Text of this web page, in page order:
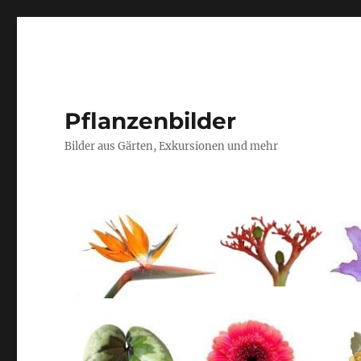
Pflanzenbilder
Bilder aus Gärten, Exkursionen und mehr